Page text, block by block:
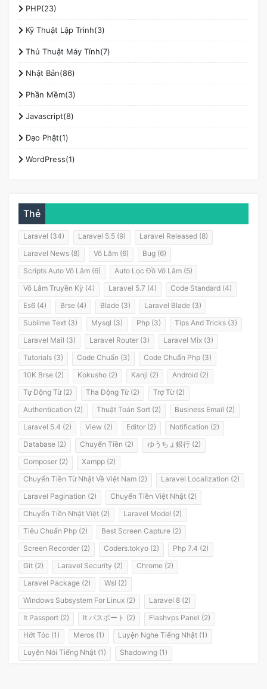
PHP(23)
Kỹ Thuật Lập Trình(3)
Thủ Thuật Máy Tính(7)
Nhật Bản(86)
Phần Mềm(3)
Javascript(8)
Đạo Phật(1)
WordPress(1)
Thẻ
Laravel (34) Laravel 5.5 (9)
Laravel Released (8)
Laravel News (8)
Võ Lâm (6)
Bug (6)
Scripts Auto Võ Lâm (6)
Auto Lọc Đồ Võ Lâm (5)
Võ Lâm Truyền Kỳ (4)
Laravel 5.7 (4)
Code Standard (4)
Es6 (4)
Brse (4) Blade (3)
Laravel Blade (3)
Sublime Text (3)
Mysql (3) Php (3)
Tips And Tricks (3)
Laravel Mail (3)
Laravel Router (3)
Laravel Mix (3)
Tutorials (3)
Code Chuẩn (3)
Code Chuẩn Php (3)
10K Brse (2)
Kokusho (2) Kanji (2)
Android (2)
Tự Động Từ (2)
Tha Động Từ (2)
Trợ Từ (2)
Authentication (2)
Thuật Toán Sort (2)
Business Email (2)
Laravel 5.4 (2)
View (2) Editor (2)
Notification (2)
Database (2)
Chuyển Tiền (2)
ゆうちょ銀行 (2)
Composer (2)
Xampp (2)
Chuyển Tiền Từ Nhật Về Việt Nam (2)
Laravel Localization (2)
Laravel Pagination (2)
Chuyển Tiền Việt Nhật (2)
Chuyển Tiền Nhật Việt (2)
Laravel Model (2)
Tiêu Chuẩn Php (2)
Best Screen Capture (2)
Screen Recorder (2)
Coders.tokyo (2)
Php 7.4 (2)
Git (2)
Laravel Security (2)
Chrome (2)
Laravel Package (2)
Wsl (2)
Windows Subsystem For Linux (2)
Laravel 8 (2)
It Passport (2)
It パスポート (2)
Flashvps Panel (2)
Hớt Tóc (1)
Meros (1)
Luyện Nghe Tiếng Nhật (1)
Luyện Nói Tiếng Nhật (1)
Shadowing (1)